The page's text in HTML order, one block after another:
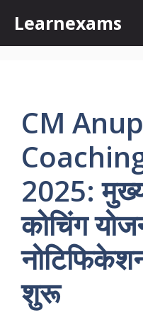
content
Learnexams
CM
2025:
कोचिंग
शुरू